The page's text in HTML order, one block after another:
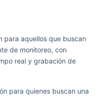
para aquellos que buscan
de monitoreo, con
real y grabación de
para quienes buscan una